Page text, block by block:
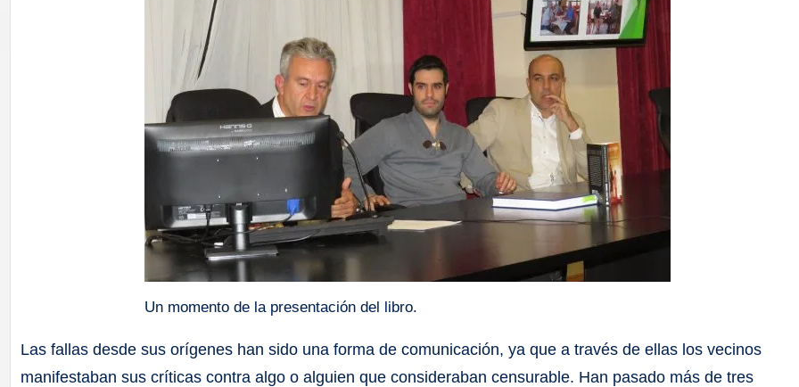
Un momento de la presentación del libro.
Las fallas desde sus orígenes han sido una forma de comunicación, ya que a través de ellas los vecinos
manifestaban sus críticas contra algo o alguien que consideraban censurable. Han pasado más de tres